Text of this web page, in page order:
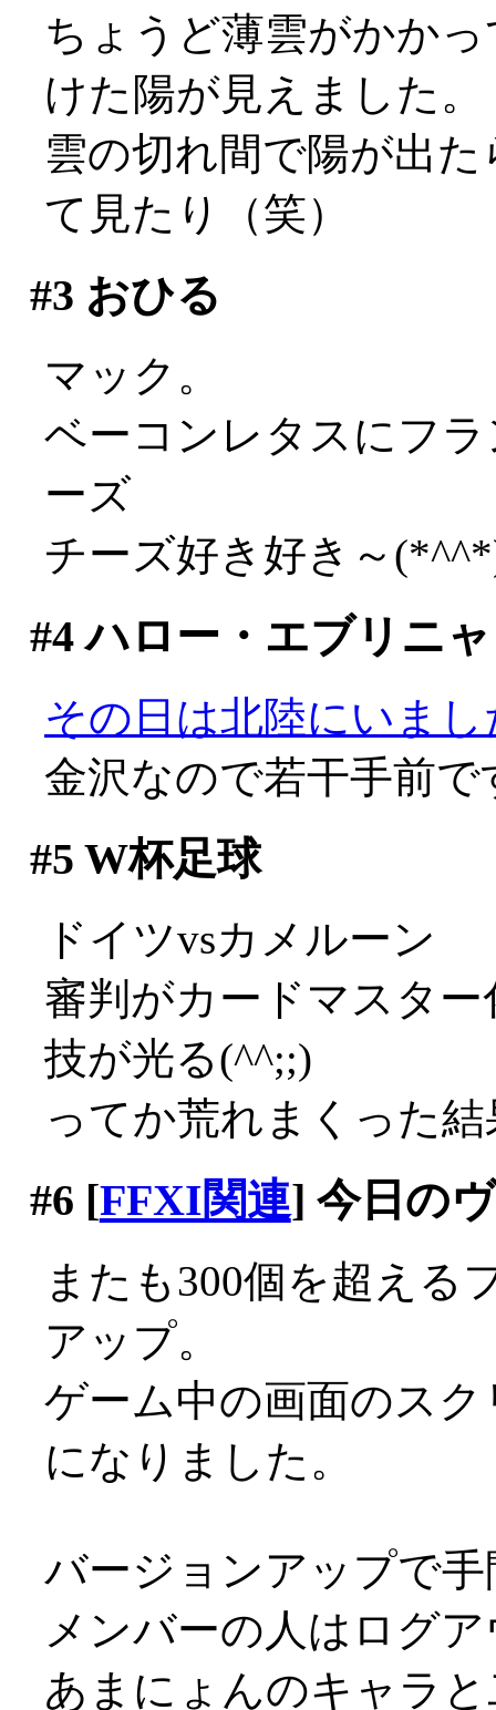
ちょうど薄雲がかか
けた陽が見えました。
雲の切れ間で陽が出
て見たり（笑）
#3 おひる
マック。
ベーコンレタスにフ
ーズ
チーズ好き好き～
#4ハロー・エブリニ
その日は北陸にいま
金沢なので若干手前で
#5 W杯足球
ドイツvsカメルーン
審判がカードマスタ
技が光る(^^;;)
ってか荒れまくった
#6 [FFXI関連] 今日の
またも300個を超える
アップ。
ゲーム中の画面のス
になりました。
バージョンアップで
メンバーの人はログ
あまにょんのキャラ